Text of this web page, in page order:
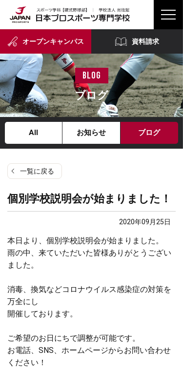
オープンキャンパス 資料請求
blog
ブログ
All お知らせ ブログ
一覧に戻る
個別学校説明会が始まりました！
2020年09月25日
本日より、個別学校説明会が始まりました。
雨の中、来ていただいた皆様ありがとうござい
ました。
消毒、換気などコロナウイルス感染症の対策を
万全にし
開催しております。
ご希望のお日にちで調整が可能です。
お電話、SNS、ホームページからお問い合わせ
ください！